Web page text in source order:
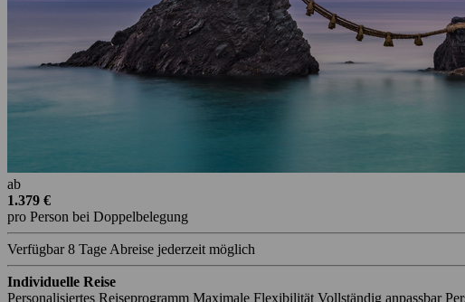
ab
1.379 €
pro Person bei Doppelbelegung
Verfügbar8 Tage Abreise jederzeit möglich
Individuelle Reise
Personalisiertes Reiseprogramm Maximale Flexibilität Vollständig anpassbar